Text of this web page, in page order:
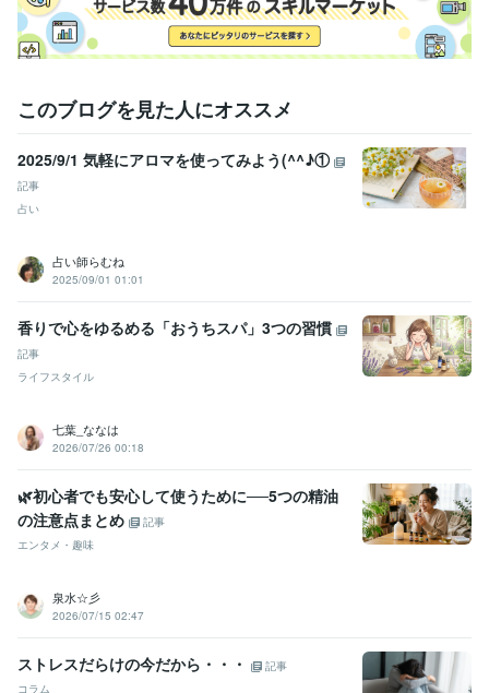
このブログを見た人にオススメ
2025/9/1 気軽にアロマを使ってみよう(^^♪①
記事
占い
占い師らむね
2025/09/01 01:01
香りで心をゆるめる「おうちスパ」3つの習慣
記事
ライフスタイル
七葉_ななは
2026/07/26 00:18
🌿初心者でも安心して使うために──5つの精油
の注意点まとめ
記事
エンタメ・趣味
泉水☆彡
2026/07/15 02:47
ストレスだらけの今だから・・・
記事
コラム